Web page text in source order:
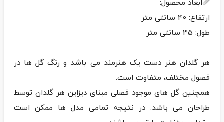
هر گلدان هنر دست یک هنرمند می باشد و رنگ گل ها در
همچنین گل های موجود فصلی مبنای دیزاین هر گلدان توسط
طراحان می باشد. در نتیجه تمامی مدل ها ممکن است